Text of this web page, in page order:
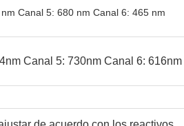
Canal 5: 680 nm Canal 6: 465 nm
Canal 5: 730nm Canal 6: 616nm